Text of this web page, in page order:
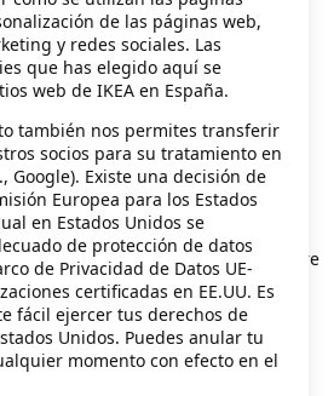
side exception has occurred
(see the browser console for more
information).
de las páginas web,
y redes sociales. Las
que has elegido aquí se
web de IKEA en España.
también nos permites transferir
socios para su tratamiento en
Google). Existe una decisión de
Europea para los Estados
en Estados Unidos se
de protección de datos
de Privacidad de Datos UE-
certificadas en EE.UU. Es
fácil ejercer tus derechos de
Unidos. Puedes anular tu
momento con efecto en el